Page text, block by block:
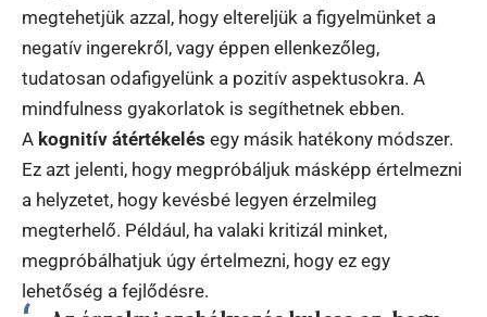
megtehetjük azzal, hogy eltereljük a figyelmünket a
negatív ingerekről, vagy éppen ellenkezőleg,
tudatosan odafigyelünk a pozitív aspektusokra. A
mindfulness gyakorlatok is segíthetnek ebben.
A kognitív átértékelés egy másik hatékony módszer.
Ez azt jelenti, hogy megpróbáljuk másképp értelmezni
a helyzetet, hogy kevésbé legyen érzelmileg
megterhelő. Például, ha valaki kritizál minket,
megpróbálhatjuk úgy értelmezni, hogy ez egy
lehetőség a fejlődésre.